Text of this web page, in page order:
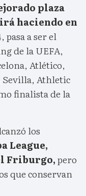
plaza
haciendo en
pasa a ser el
de la UEFA,
Atlético,
Sevilla, Athletic
finalista de la
los
League,
Friburgo,pero
que conservan